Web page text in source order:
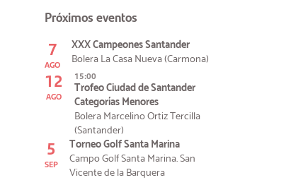
Próximos eventos
7
AGO
XXX Campeones Santander
Bolera La Casa Nueva (Carmona)
12
AGO
15:00
Trofeo Ciudad de Santander
Categorías Menores
Bolera Marcelino Ortiz Tercilla
(Santander)
5
SEP
Torneo Golf Santa Marina
Campo Golf Santa Marina. San
Vicente de la Barquera